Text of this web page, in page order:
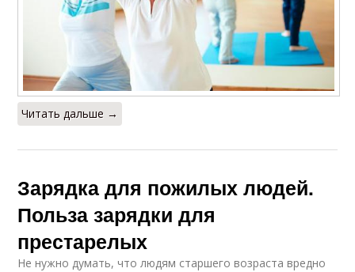
Читать дальше →
Зарядка для пожилых людей.
Польза зарядки для
престарелых
Не нужно думать, что людям старшего возраста вредно